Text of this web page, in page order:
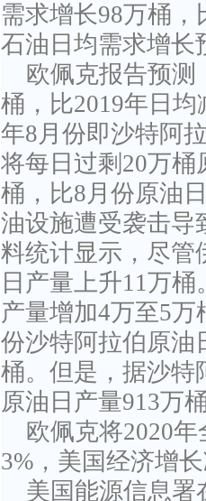
需求增长98万桶
石油日均需求增长
欧佩克报告预测
桶，比2019年日
年8月份即沙特阿
将每日过剩20万桶
桶，比8月份原油
油设施遭受袭击导
料统计显示，尽管
日产量上升11万
产量增加4万至5
份沙特阿拉伯原油
桶。但是，据沙特
原油日产量913万
欧佩克将2020
3%，美国经济增
美国能源信息署